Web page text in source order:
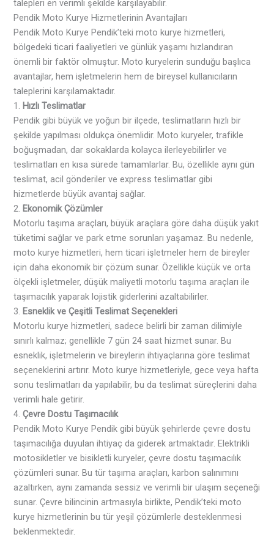
talepleri en verimli şekilde karşılayabilir.
Pendik Moto Kurye Hizmetlerinin Avantajları
Pendik Moto Kurye Pendik’teki moto kurye hizmetleri,
bölgedeki ticari faaliyetleri ve günlük yaşamı hızlandıran
önemli bir faktör olmuştur. Moto kuryelerin sunduğu başlıca
avantajlar, hem işletmelerin hem de bireysel kullanıcıların
taleplerini karşılamaktadır.
1. Hızlı Teslimatlar
Pendik gibi büyük ve yoğun bir ilçede, teslimatların hızlı bir
şekilde yapılması oldukça önemlidir. Moto kuryeler, trafikle
boğuşmadan, dar sokaklarda kolayca ilerleyebilirler ve
teslimatları en kısa sürede tamamlarlar. Bu, özellikle aynı gün
teslimat, acil gönderiler ve express teslimatlar gibi
hizmetlerde büyük avantaj sağlar.
2. Ekonomik Çözümler
Motorlu taşıma araçları, büyük araçlara göre daha düşük yakıt
tüketimi sağlar ve park etme sorunları yaşamaz. Bu nedenle,
moto kurye hizmetleri, hem ticari işletmeler hem de bireyler
için daha ekonomik bir çözüm sunar. Özellikle küçük ve orta
ölçekli işletmeler, düşük maliyetli motorlu taşıma araçları ile
taşımacılık yaparak lojistik giderlerini azaltabilirler.
3. Esneklik ve Çeşitli Teslimat Seçenekleri
Motorlu kurye hizmetleri, sadece belirli bir zaman dilimiyle
sınırlı kalmaz; genellikle 7 gün 24 saat hizmet sunar. Bu
esneklik, işletmelerin ve bireylerin ihtiyaçlarına göre teslimat
seçeneklerini artırır. Moto kurye hizmetleriyle, gece veya hafta
sonu teslimatları da yapılabilir, bu da teslimat süreçlerini daha
verimli hale getirir.
4.Çevre Dostu Taşımacılık
Pendik Moto Kurye Pendik gibi büyük şehirlerde çevre dostu
taşımacılığa duyulan ihtiyaç da giderek artmaktadır. Elektrikli
motosikletler ve bisikletli kuryeler, çevre dostu taşımacılık
çözümleri sunar. Bu tür taşıma araçları, karbon salınımını
azaltırken, aynı zamanda sessiz ve verimli bir ulaşım seçeneği
sunar. Çevre bilincinin artmasıyla birlikte, Pendik’teki moto
kurye hizmetlerinin bu tür yeşil çözümlerle desteklenmesi
beklenmektedir.